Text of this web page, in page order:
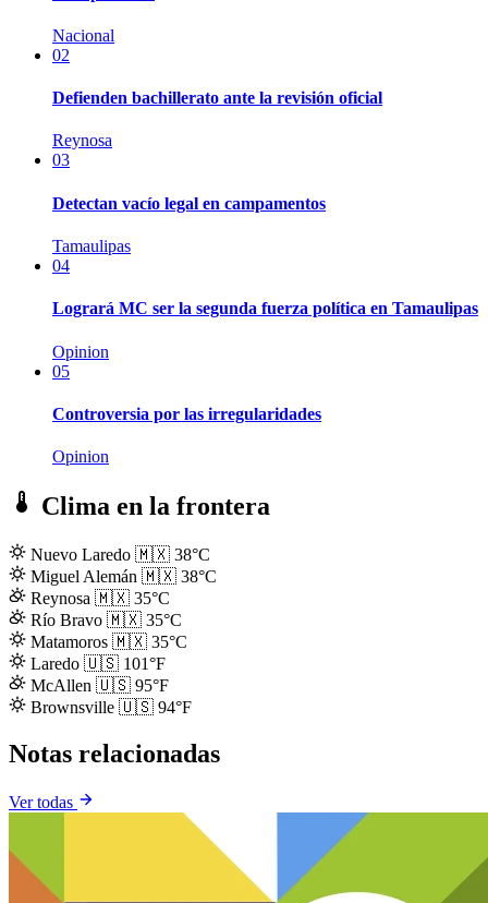
Nacional
02
Defienden bachillerato ante la revisión oficial
Reynosa
03
Detectan vacío legal en campamentos
Tamaulipas
04
Logrará MC ser la segunda fuerza política en Tamaulipas
Opinion
05
Controversia por las irregularidades
Opinion
Clima en la frontera
Nuevo Laredo 🇲🇽 38°C
Miguel Alemán 🇲🇽 38°C
Reynosa 🇲🇽 35°C
Río Bravo 🇲🇽 35°C
Matamoros 🇲🇽 35°C
Laredo 🇺🇸 101°F
McAllen 🇺🇸 95°F
Brownsville 🇺🇸 94°F
Notas relacionadas
Ver todas